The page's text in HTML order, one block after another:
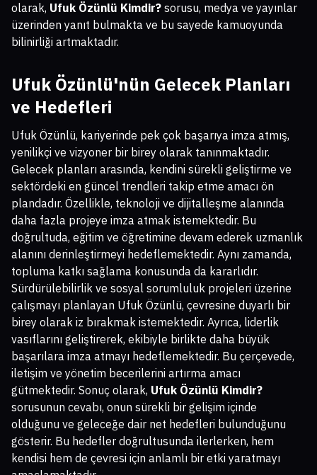
olarak, Ufuk Özünlü Kimdir? sorusu, medya ve yayınlar
üzerinden yanıt bulmakta ve bu sayede kamuoyunda
bilinirliği artmaktadır.
Ufuk Özünlü'nün Gelecek Planları
ve Hedefleri
Ufuk Özünlü, kariyerinde pek çok başarıya imza atmış,
yenilikçi ve vizyoner bir birey olarak tanınmaktadır.
Gelecek planları arasında, kendini sürekli geliştirme ve
sektördeki en güncel trendleri takip etme amacı ön
plandadır. Özellikle, teknoloji ve dijitalleşme alanında
daha fazla projeye imza atmak istemektedir. Bu
doğrultuda, eğitim ve öğretimine devam ederek uzmanlık
alanını derinleştirmeyi hedeflemektedir. Aynı zamanda,
topluma katkı sağlama konusunda da kararlıdır.
Sürdürülebilirlik ve sosyal sorumluluk projeleri üzerine
çalışmayı planlayan Ufuk Özünlü, çevresine duyarlı bir
birey olarak iz bırakmak istemektedir. Ayrıca, liderlik
vasıflarını geliştirerek, ekibiyle birlikte daha büyük
başarılara imza atmayı hedeflemektedir. Bu çerçevede,
iletişim ve yönetim becerilerini artırma amacı
gütmektedir. Sonuç olarak, Ufuk Özünlü Kimdir?
sorusunun cevabı, onun sürekli bir gelişim içinde
olduğunu ve geleceğe dair net hedefleri bulunduğunu
gösterir. Bu hedefler doğrultusunda ilerlerken, hem
kendisi hem de çevresi için anlamlı bir etki yaratmayı